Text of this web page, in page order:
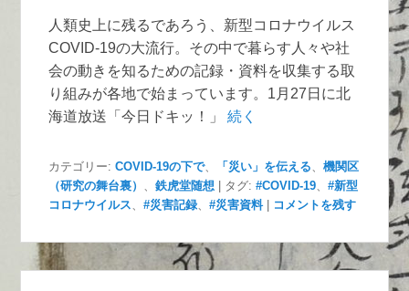
人類史上に残るであろう、新型コロナウイルス
COVID-19の大流行。その中で暮らす人々や社
会の動きを知るための記録・資料を収集する取
り組みが各地で始まっています。1月27日に北
海道放送「今日ドキッ！」続く
カテゴリー: COVID-19の下で、 「災い」を伝える、機関区
（研究の舞台裏） 、鉄虎堂随想 タグ: #COVID-19、#新型
コロナウイルス、#災害記録、#災害資料 コメントを残す